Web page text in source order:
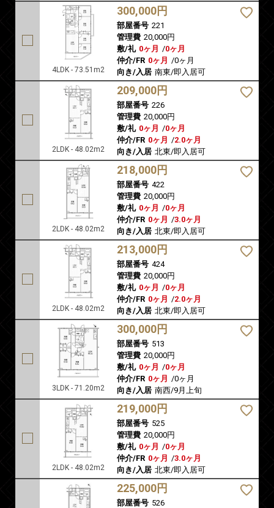
4LDK - 73.51m2
300,000円
部屋番号 221
管理費 20,000円
敷/礼 0ヶ月 /0ヶ月
仲介/FR 0ヶ月 /0ヶ月
向き/入居 南東/即入居可
2LDK - 48.02m2
209,000円
部屋番号 226
管理費 20,000円
敷/礼 0ヶ月 /0ヶ月
仲介/FR 0ヶ月 /2.0ヶ月
向き/入居 北東/即入居可
2LDK - 48.02m2
218,000円
部屋番号 422
管理費 20,000円
敷/礼 0ヶ月 /0ヶ月
仲介/FR 0ヶ月 /3.0ヶ月
向き/入居 北東/即入居可
2LDK - 48.02m2
213,000円
部屋番号 424
管理費 20,000円
敷/礼 0ヶ月 /0ヶ月
仲介/FR 0ヶ月 /2.0ヶ月
向き/入居 北東/即入居可
3LDK - 71.20m2
300,000円
部屋番号 513
管理費 20,000円
敷/礼 0ヶ月 /0ヶ月
仲介/FR 0ヶ月 /0ヶ月
向き/入居 南西/9月上旬
2LDK - 48.02m2
219,000円
部屋番号 525
管理費 20,000円
敷/礼 0ヶ月 /0ヶ月
仲介/FR 0ヶ月 /3.0ヶ月
向き/入居 北東/即入居可
225,000円
部屋番号 526